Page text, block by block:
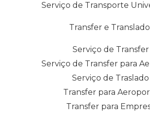
Serviço de Transporte
Transfer e Translado
Serviço de Transfer
Serviço de Transfer para
Serviço de Traslado
Transfer para
Transfer para